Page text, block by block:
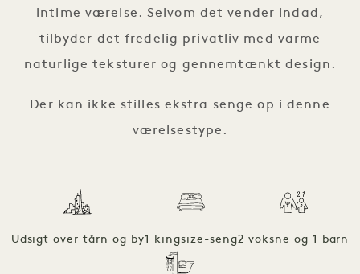
intime værelse. Selvom det vender indad,
tilbyder det fredelig privatliv med varme
naturlige teksturer og gennemtænkt design.
Der kan ikke stilles ekstra senge op i denne
værelsestype.
Udsigt over tårn og by1 kingsize-seng2 voksne og 1 barn